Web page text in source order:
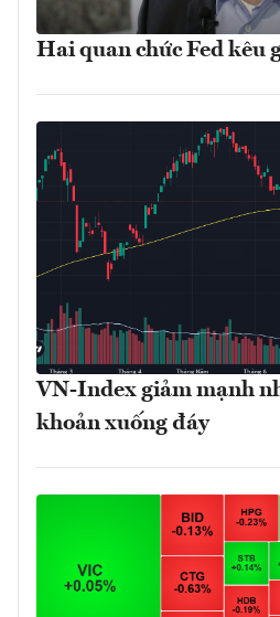
Hai quan chức Fed kêu
VN-Index giảm mạnh
khoản xuống đáy